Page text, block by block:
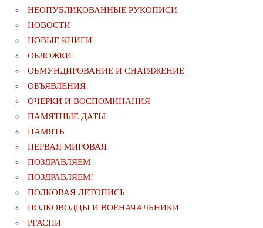
НЕОПУБЛИКОВАННЫЕ РУКОПИСИ
НОВОСТИ
НОВЫЕ КНИГИ
ОБЛОЖКИ
ОБМУНДИРОВАНИЕ И СНАРЯЖЕНИЕ
ОБЪЯВЛЕНИЯ
ОЧЕРКИ И ВОСПОМИНАНИЯ
ПАМЯТНЫЕ ДАТЫ
ПАМЯТЬ
ПЕРВАЯ МИРОВАЯ
ПОЗДРАВЛЯЕМ
ПОЗДРАВЛЯЕМ!
ПОЛКОВАЯ ЛЕТОПИСЬ
ПОЛКОВОДЦЫ И ВОЕНАЧАЛЬНИКИ
РГАСПИ